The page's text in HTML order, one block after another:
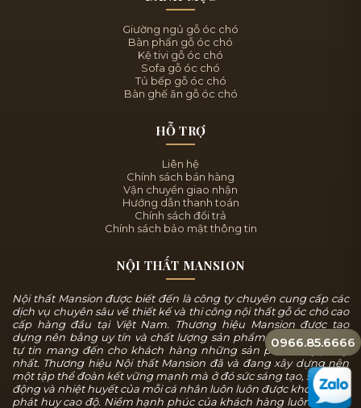
0966.85.6666
Giường ngủ gỗ óc chó
Bàn phấn gỗ óc chó
Kệ tivi gỗ óc chó
Sofa gỗ óc chó
Tủ bếp gỗ óc chó
Bàn ghế ăn gỗ óc chó
HỖ TRỢ
Liên hệ
Chính sách bán hàng
Vận chuyển giao nhận
Hướng dẫn thanh toán
Chính sách đổi trả
Chính sách bảo mật thông tin
NỘI THẤT MANSION
Nội thất Mansion được biết đến là công ty chuyên cung cấp các
dịch vụ chuyên sâu về thiết kế và thi công nội thất gỗ óc chó cao
cấp hàng đầu tại Việt Nam. Thương hiệu Mansion được tạo
dựng nên bằng uy tín và chất lượng sản phẩm, chúng tôi luôn
tự tin mang đến cho khách hàng những sản phẩm tuyệt mỹ
nhất. Thương hiệu Nội thất Mansion đã và đang xây dựng nên
một tập thể đoàn kết vững mạnh mà ở đó sức sáng tạo, sự năng
động và nhiệt huyết của mỗi cá nhân luôn luôn được khơi dậy và
phát huy cao độ. Niềm hạnh phúc của khách hàng luôn là mục